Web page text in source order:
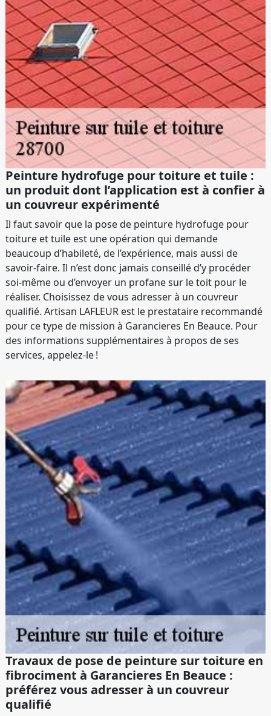
Peinture hydrofuge pour toiture et tuile :
un produit dont l’application est à confier à
un couvreur expérimenté
Il faut savoir que la pose de peinture hydrofuge pour
toiture et tuile est une opération qui demande
beaucoup d’habileté, de l’expérience, mais aussi de
savoir-faire. Il n’est donc jamais conseillé d’y procéder
soi-même ou d’envoyer un profane sur le toit pour le
réaliser. Choisissez de vous adresser à un couvreur
qualifié. Artisan LAFLEUR est le prestataire recommandé
pour ce type de mission à Garancieres En Beauce. Pour
des informations supplémentaires à propos de ses
services, appelez-le !
Travaux de pose de peinture sur toiture en
fibrociment à Garancieres En Beauce :
préférez vous adresser à un couvreur
qualifié